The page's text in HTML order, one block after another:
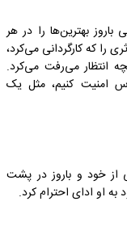
بهترین‌ها را در هر
را که کارگردانی می‌کرد،
انتظار می‌رفت می‌کرد.
امنیت کنیم، مثل یک
از خود و باروز در پشت
او ادای احترام کرد.